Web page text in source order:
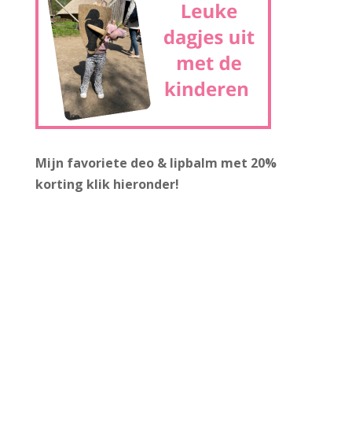
Mijn favoriete deo & lipbalm met 20%
korting klik hieronder!